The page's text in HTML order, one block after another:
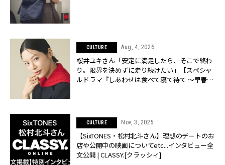
CULTURE Aug, 4, 2026
桜井ユキさん「安定に満足したら、そこで終わ
り。限界を決めずに走り続けたい」【スペシャ
ルドラマ『しあわせは食べて寝て待て ～早春の
CULTURE Nov, 3, 2025
【SixTONES・松村北斗さん】理想のデートのお
店や公開中の映画についてetc...インタビュー全
文公開 | CLASSY.[クラッシィ]